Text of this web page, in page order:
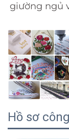
giường ngủ
Hồ sơ